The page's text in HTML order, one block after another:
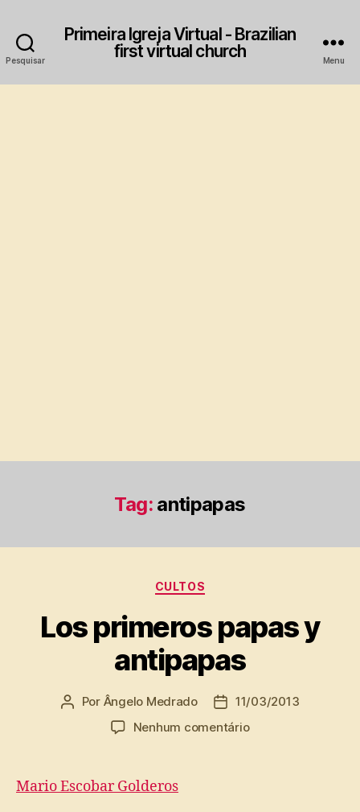
Pesquisar
Primeira Igreja Virtual - Brazilian
first virtual church
Menu
Tag: antipapas
Categorias
CULTOS
Los primeros papas y
antipapas
Autor
Por Ângelo Medrado
Data
de
11/03/2013
Nenhum comentárioem
Mario Escobar Golderos